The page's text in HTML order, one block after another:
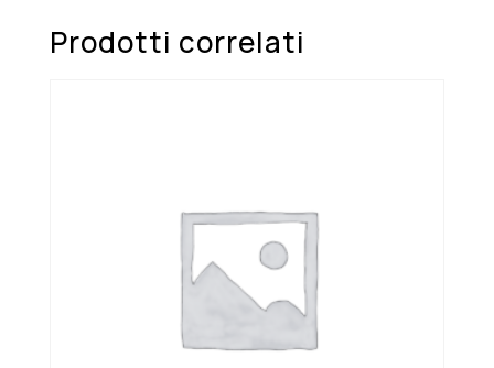
Prodotti correlati